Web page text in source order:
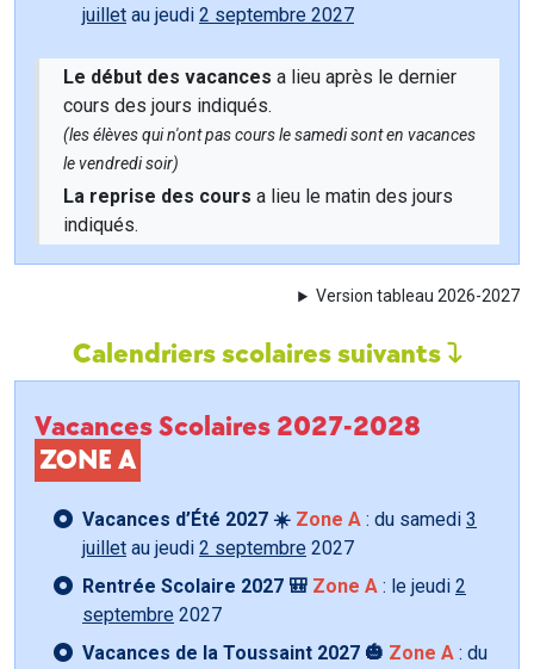
juillet au jeudi 2 septembre 2027
Le début des vacances a lieu après le dernier
cours des jours indiqués.
(les élèves qui n'ont pas cours le samedi sont en vacances
le vendredi soir)
La reprise des cours a lieu le matin des jours
indiqués.
Version tableau 2026-2027
Calendriers scolaires suivants
Vacances Scolaires 2027-2028
ZONE A
Vacances d’Été 2027 ☀️ Zone A : du samedi 3
juillet au jeudi 2 septembre 2027
Rentrée Scolaire 2027 🎒 Zone A : le jeudi 2
septembre 2027
Vacances de la Toussaint 2027 🎃 Zone A : du